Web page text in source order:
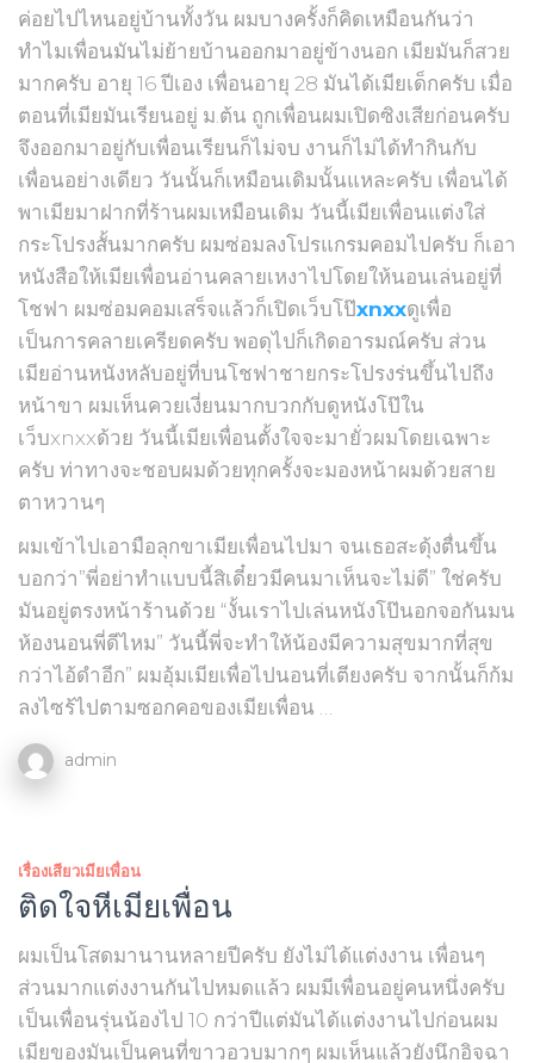
ค่อยไปไหนอยู่บ้านทั้งวัน ผมบางครั้งก็คิดเหมือนกันว่า
ทำไมเพื่อนมันไม่ย้ายบ้านออกมาอยู่ข้างนอก เมียมันก็สวย
มากครับ อายุ 16 ปีเอง เพื่อนอายุ 28 มันได้เมียเด็กครับ เมื่อ
ตอนที่เมียมันเรียนอยู่ ม.ต้น ถูกเพื่อนผมเปิดซิงเสียก่อนครับ
จึงออกมาอยู่กับเพื่อนเรียนก็ไม่จบ งานก็ไม่ได้ทำกินกับ
เพื่อนอย่างเดียว วันนั้นก็เหมือนเดิมนั้นแหละครับ เพื่อนได้
พาเมียมาฝากที่ร้านผมเหมือนเดิม วันนี้เมียเพื่อนแต่งใส่
กระโปรงสั้นมากครับ ผมซ่อมลงโปรแกรมคอมไปครับ ก็เอา
หนังสือให้เมียเพื่อนอ่านคลายเหงาไปโดยให้นอนเล่นอยู่ที่
โชฟา ผมซ่อมคอมเสร็จแล้วก็เปิดเว็บโป๊xnxxดูเพื่อ
เป็นการคลายเครียดครับ พอดุไปก็เกิดอารมณ์ครับ ส่วน
เมียอ่านหนังหลับอยู่ที่บนโชฟาชายกระโปรงร่นขึ้นไปถึง
หน้าขา ผมเห็นควยเงี่ยนมากบวกกับดูหนังโป๊ใน
เว็บxnxxด้วย วันนี้เมียเพื่อนตั้งใจจะมายั่วผมโดยเฉพาะ
ครับ ท่าทางจะชอบผมด้วยทุกครั้งจะมองหน้าผมด้วยสาย
ตาหวานๆ
ผมเข้าไปเอามือลุกขาเมียเพื่อนไปมา จนเธอสะดุ้งตื่นขึ้น
บอกว่า”พี่อย่าทำแบบนี้สิเดี๋ยวมีคนมาเห็นจะไม่ดี” ใช่ครับ
มันอยู่ตรงหน้าร้านด้วย “งั้นเราไปเล่นหนังโป๊นอกจอกันมน
ห้องนอนพี่ดีไหม” วันนี้พี่จะทำให้น้องมีความสุขมากที่สุข
กว่าไอ้ดำอีก” ผมอุ้มเมียเพื่อไปนอนที่เตียงครับ จากนั้นก็ก้ม
ลงไซร้ไปตามซอกคอของเมียเพื่อน …
admin
เรื่องเสียวเมียเพื่อน
ติดใจหีเมียเพื่อน
ผมเป็นโสดมานานหลายปีครับ ยังไม่ได้แต่งงาน เพื่อนๆ
ส่วนมากแต่งงานกันไปหมดแล้ว ผมมีเพื่อนอยู่คนหนึ่งครับ
เป็นเพื่อนรุ่นน้องไป 10 กว่าปีแต่มันได้แต่งงานไปก่อนผม
เมียของมันเป็นคนที่ขาวอวบมากๆ ผมเห็นแล้วยังนึกอิจฉา